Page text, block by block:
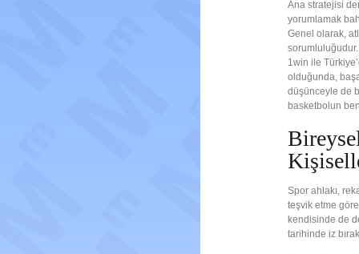
Ana stratejisi
yorumlamak
Genel olarak,
sorumluluğudur.
1win ile
olduğunda,
düşünceyle de
basketbolun
Spor ahlakı,
teşvik etme
kendisinde de
tarihinde iz